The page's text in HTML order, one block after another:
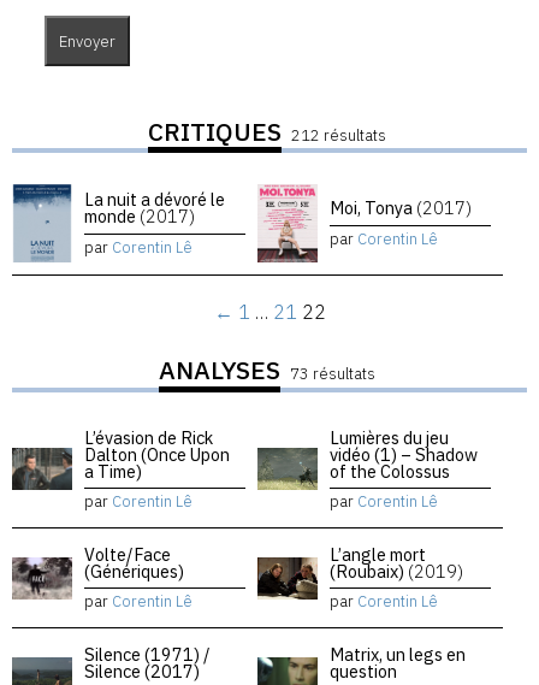
CRITIQUES 212 résultats
La nuit a dévoré le
monde (2017)
par Corentin Lê
Moi, Tonya (2017)
par Corentin Lê
← 1 … 21 22
ANALYSES 73 résultats
L’évasion de Rick
Dalton (Once Upon
a Time)
par Corentin Lê
Lumières du jeu
vidéo (1) – Shadow
of the Colossus
par Corentin Lê
Volte/Face
(Génériques)
par Corentin Lê
L’angle mort
(Roubaix) (2019)
par Corentin Lê
Silence (1971) /
Silence (2017)
Matrix, un legs en
question